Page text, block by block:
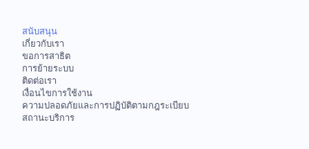
สนับสนุน
เกี่ยวกับเรา
ขอการสาธิต
การย้ายระบบ
ติดต่อเรา
เงื่อนไขการใช้งาน
ความปลอดภัยและการปฏิบัติตามกฎระเบียบ
สถานะบริการ